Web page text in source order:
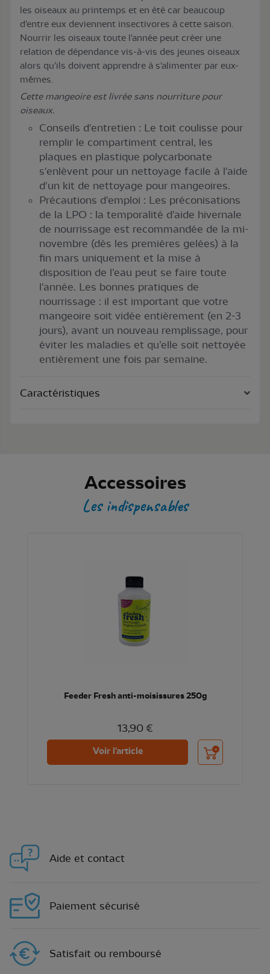
les oiseaux au printemps et en été car beaucoup
d'entre eux deviennent insectivores à cette saison.
Nourrir les oiseaux toute l'année peut créer une
relation de dépendance vis-à-vis des jeunes oiseaux
alors qu'ils doivent apprendre à s'alimenter par eux-
mêmes.
Cette mangeoire est livrée sans nourriture pour
oiseaux.
Conseils d'entretien : Le toit coulisse pour
remplir le compartiment central, les
plaques en plastique polycarbonate
s'enlèvent pour un nettoyage facile à l'aide
d'un kit de nettoyage pour mangeoires.
Précautions d'emploi : Les préconisations
de la LPO : la temporalité d'aide hivernale
de nourrissage est recommandée de la mi-
novembre (dès les premières gelées) à la
fin mars uniquement et la mise à
disposition de l’eau peut se faire toute
l'année. Les bonnes pratiques de
nourrissage : il est important que votre
mangeoire soit vidée entièrement (en 2-3
jours), avant un nouveau remplissage, pour
éviter les maladies et qu’elle soit nettoyée
entièrement une fois par semaine.
Caractéristiques
Accessoires
Les indispensables
Feeder Fresh anti-moisissures 250g
13,90 €
Voir l'article Ajouter au panier
Aide et contact
Paiement sécurisé
Satisfait ou remboursé